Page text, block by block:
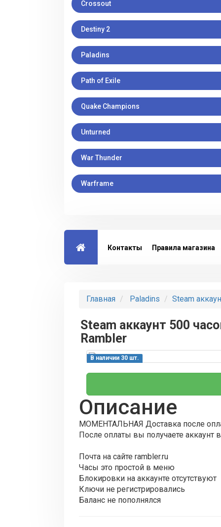
Crossout
Destiny 2
Paladins
Path of Exile
Quake Champions
Unturned
War Thunder
Warframe
Контакты Правила магазина
Главная Paladins Steam
Steam аккаунт 500
Rambler
В наличии 30 шт.
Описание
МОМЕНТАЛЬНАЯ Доставка после
После оплаты вы получаете аккаунт
Почта на сайте rambler.ru
Часы это простой в меню
Блокировки на аккаунте отсутствуют
Ключи не регистрировались
Баланс не пополнялся